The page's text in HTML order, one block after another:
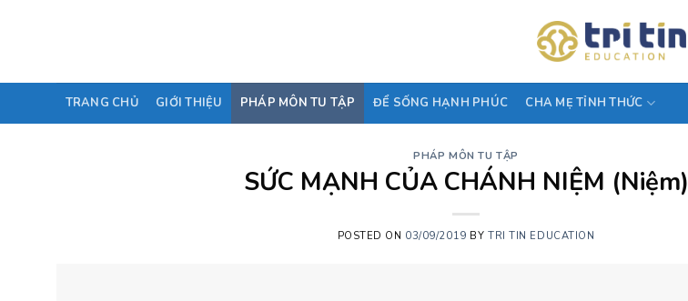
TRANG CHỦ GIỚI THIỆU PHÁP MÔN TU TẬP ĐỂ SỐNG HẠNH PHÚC CHA MẸ TỈNH THỨC
PHÁP MÔN TU TẬP
SỨC MẠNH CỦA CHÁNH NIỆM (Niệm)
POSTED ON 03/09/2019 BY TRI TIN EDUCATION